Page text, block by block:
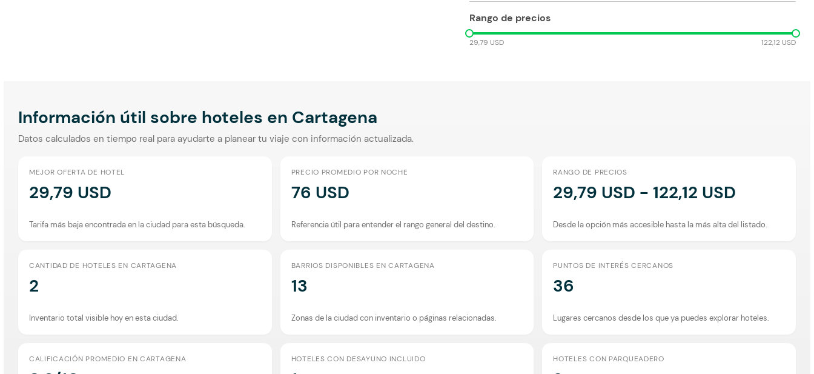
Rango de precios
29,79 USD 122,12 USD
Información útil sobre hoteles en Cartagena
Datos calculados en tiempo real para ayudarte a planear tu viaje con información actualizada.
MEJOR OFERTA DE HOTEL
29,79 USD
Tarifa más baja encontrada en la ciudad para esta búsqueda.
PRECIO PROMEDIO POR NOCHE
76 USD
Referencia útil para entender el rango general del destino.
RANGO DE PRECIOS
29,79 USD - 122,12 USD
Desde la opción más accesible hasta la más alta del listado.
CANTIDAD DE HOTELES EN CARTAGENA
2
Inventario total visible hoy en esta ciudad.
BARRIOS DISPONIBLES EN CARTAGENA
13
Zonas de la ciudad con inventario o páginas relacionadas.
PUNTOS DE INTERÉS CERCANOS
36
Lugares cercanos desde los que ya puedes explorar hoteles.
CALIFICACIÓN PROMEDIO EN CARTAGENA HOTELES CON DESAYUNO INCLUIDO HOTELES CON PARQUEADERO